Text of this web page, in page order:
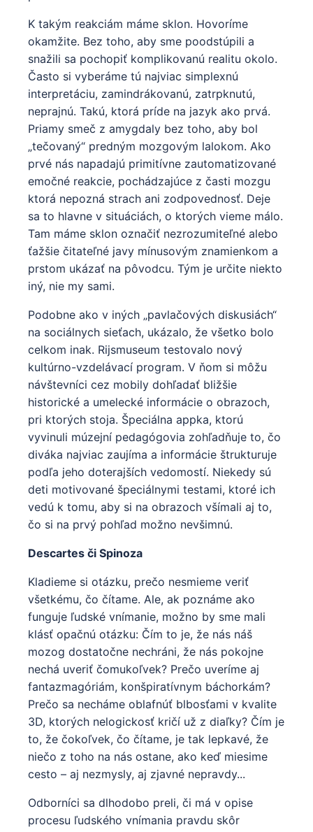
K takým reakciám máme sklon. Hovoríme
okamžite. Bez toho, aby sme poodstúpili a
snažili sa pochopiť komplikovanú realitu okolo.
Často si vyberáme tú najviac simplexnú
interpretáciu, zamindrákovanú, zatrpknutú,
neprajnú. Takú, ktorá príde na jazyk ako prvá.
Priamy smeč z amygdaly bez toho, aby bol
„tečovaný“ predným mozgovým lalokom. Ako
prvé nás napadajú primitívne zautomatizované
emočné reakcie, pochádzajúce z časti mozgu
ktorá nepozná strach ani zodpovednosť. Deje
sa to hlavne v situáciách, o ktorých vieme málo.
Tam máme sklon označiť nezrozumiteľné alebo
ťažšie čitateľné javy mínusovým znamienkom a
prstom ukázať na pôvodcu. Tým je určite niekto
iný, nie my sami.
Podobne ako v iných „pavlačových diskusiách“
na sociálnych sieťach, ukázalo, že všetko bolo
celkom inak. Rijsmuseum testovalo nový
kultúrno-vzdelávací program. V ňom si môžu
návštevníci cez mobily dohľadať bližšie
historické a umelecké informácie o obrazoch,
pri ktorých stoja. Špeciálna appka, ktorú
vyvinuli múzejní pedagógovia zohľadňuje to, čo
diváka najviac zaujíma a informácie štrukturuje
podľa jeho doterajších vedomostí. Niekedy sú
deti motivované špeciálnymi testami, ktoré ich
vedú k tomu, aby si na obrazoch všímali aj to,
čo si na prvý pohľad možno nevšimnú.
Descartes či Spinoza
Kladieme si otázku, prečo nesmieme veriť
všetkému, čo čítame. Ale, ak poznáme ako
funguje ľudské vnímanie, možno by sme mali
klásť opačnú otázku: Čím to je, že nás náš
mozog dostatočne nechráni, že nás pokojne
nechá uveriť čomukoľvek? Prečo uveríme aj
fantazmagóriám, konšpiratívnym báchorkám?
Prečo sa necháme oblafnúť blbosťami v kvalite
3D, ktorých nelogickosť kričí už z diaľky? Čím je
to, že čokoľvek, čo čítame, je tak lepkavé, že
niečo z toho na nás ostane, ako keď miesime
cesto – aj nezmysly, aj zjavné nepravdy...
Odborníci sa dlhodobo preli, či má v opise
procesu ľudského vnímania pravdu skôr